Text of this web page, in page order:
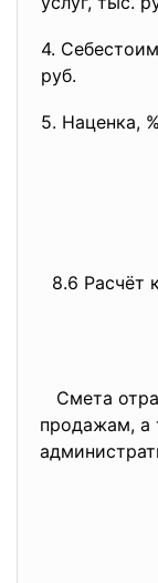
4.
руб.
5. Наценка, %
8.6 Расчёт
Смета
продажам, а